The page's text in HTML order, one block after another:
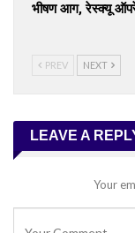
भीषण आग, रेस्क्यू
PREV NEXT
LEAVE A
Your